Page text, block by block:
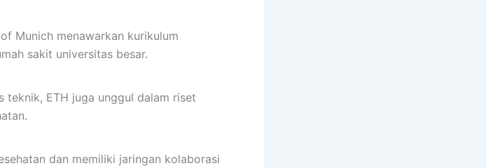
Munich menawarkan kurikulum
sakit universitas besar.
teknik, ETH juga unggul dalam riset
dan memiliki jaringan kolaborasi